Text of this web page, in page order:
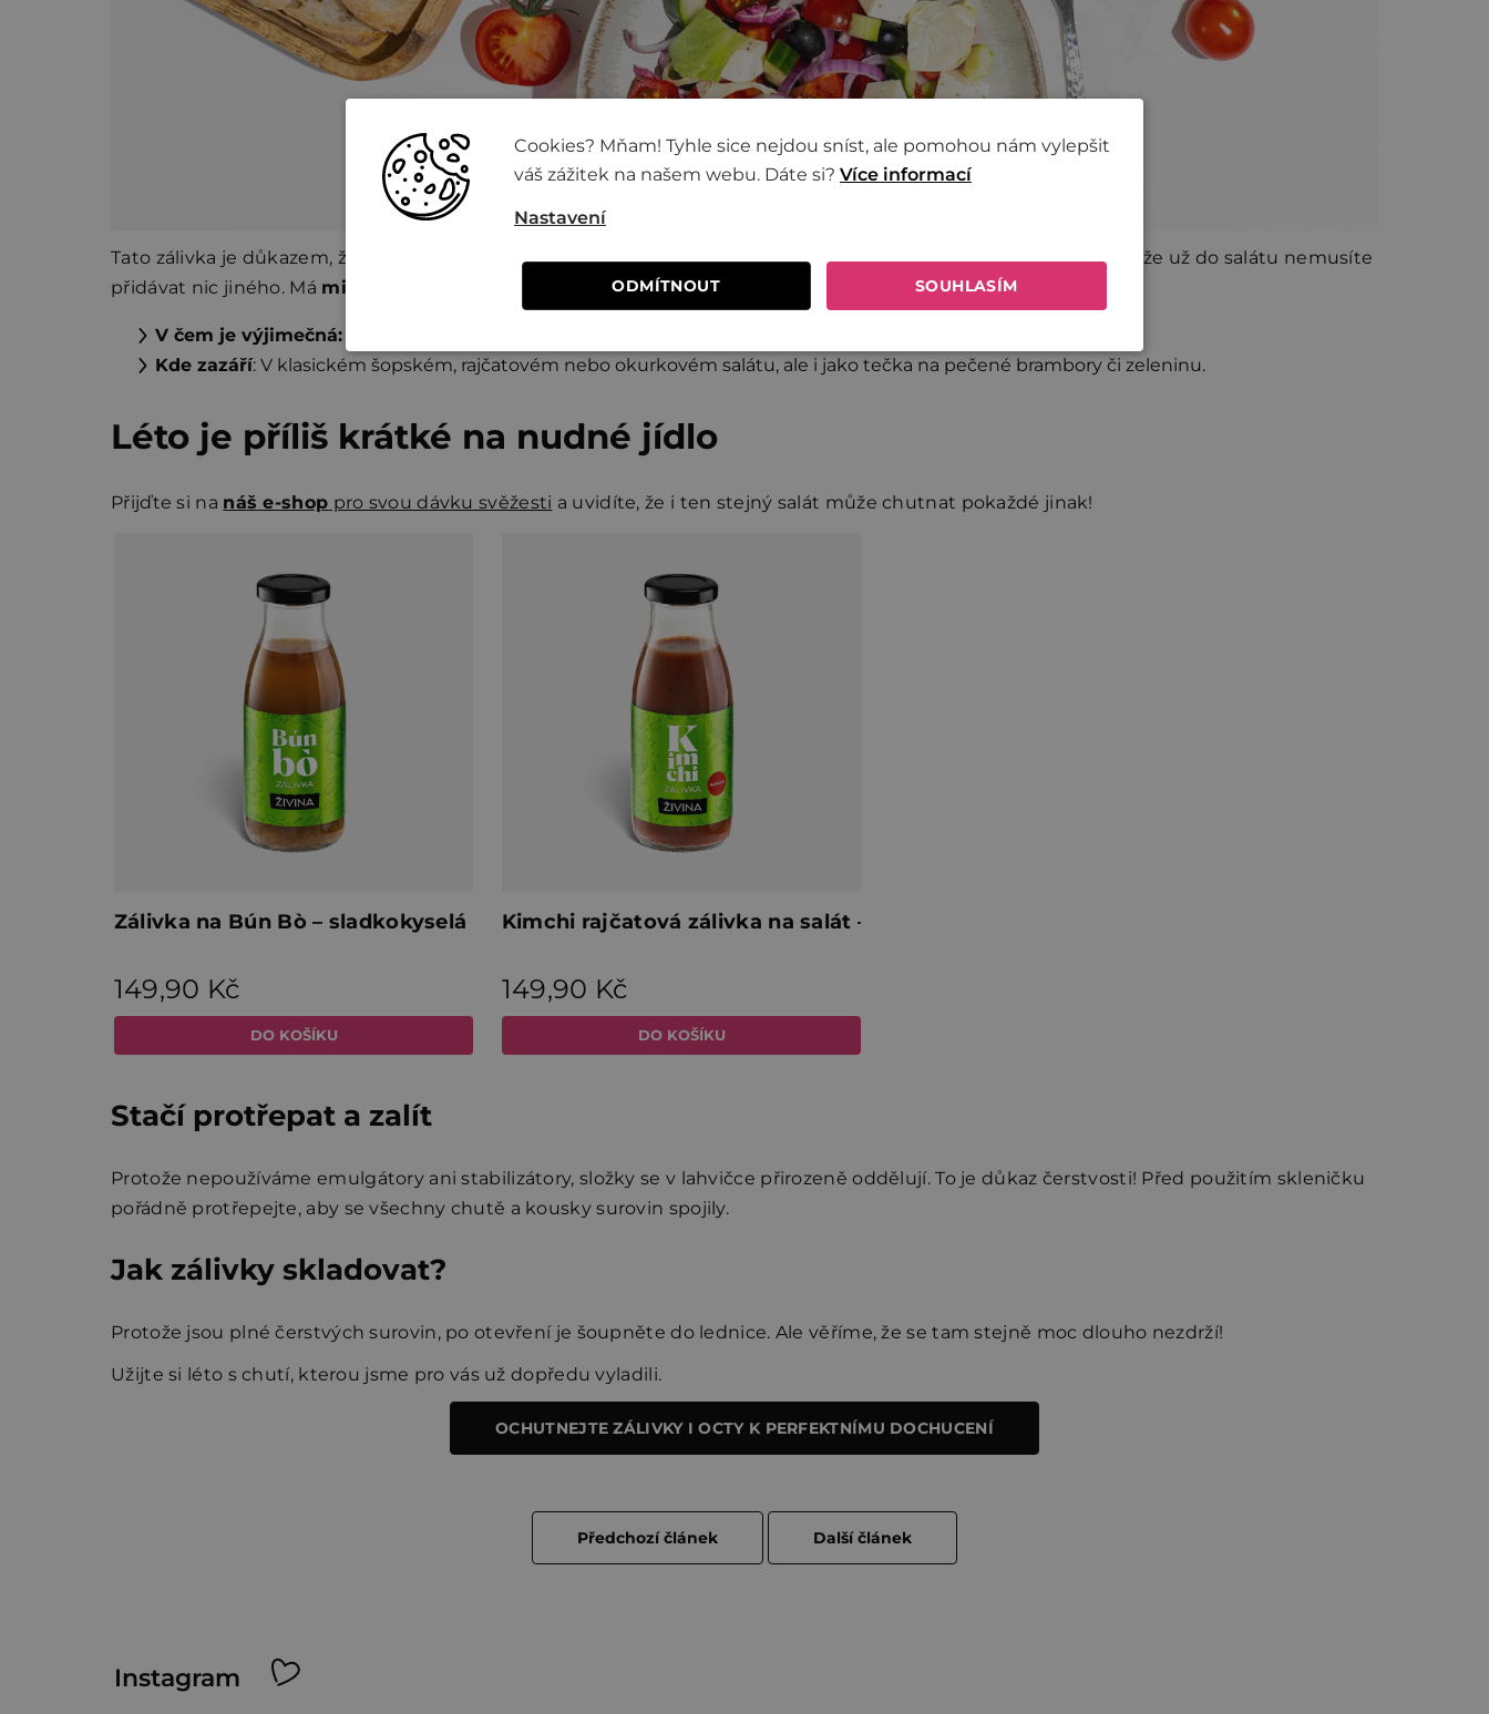
Tato zálivka je důkazem, že k výrazné chuti nepotřebujete litry oleje. Díky fermentované složce je tak komplexní, že už do salátu nemusíte
přidávat nic jiného. Má minimum kalorií , ale maximální „wow faktor“.
V čem je výjimečná:
Kde zazáří: V klasickém šopském, rajčatovém nebo okurkovém salátu, ale i jako tečka na pečené brambory či zeleninu.
Léto je příliš krátké na nudné jídlo
Přijďte si na náš e-shop pro svou dávku svěžesti a uvidíte, že i ten stejný salát může chutnat pokaždé jinak!
Stačí protřepat a zalít
Protože nepoužíváme emulgátory ani stabilizátory, složky se v lahvičce přirozeně oddělují. To je důkaz čerstvosti! Před použitím skleničku
pořádně protřepejte, aby se všechny chutě a kousky surovin spojily.
Jak zálivky skladovat?
Protože jsou plné čerstvých surovin, po otevření je šoupněte do lednice. Ale věříme, že se tam stejně moc dlouho nezdrží!
Užijte si léto s chutí, kterou jsme pro vás už dopředu vyladili.
OCHUTNEJTE ZÁLIVKY I OCTY K PERFEKTNÍMU DOCHUCENÍ
Předchozí článek Další článek
Instagram
Cookies? Mňam! Tyhle sice nejdou sníst, ale pomohou nám vylepšit
váš zážitek na našem webu. Dáte si? Více informací
SOUHLASÍM
ODMÍTNOUT
Nastavení